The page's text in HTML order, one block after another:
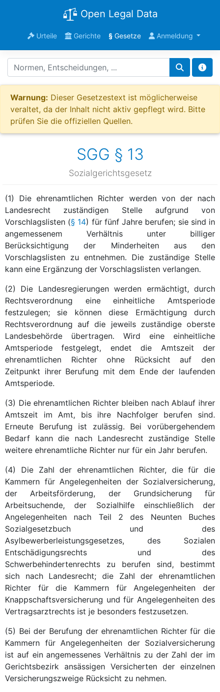
Open Legal Data
Urteile Gerichte §Gesetze Anmeldung
Warnung: Dieser Gesetzestext ist möglicherweise
veraltet, da der Inhalt nicht aktiv gepflegt wird. Bitte
prüfen Sie die offiziellen Quellen.
SGG § 13
Sozialgerichtsgesetz
(1) Die ehrenamtlichen Richter werden von der nach
Landesrecht zuständigen Stelle aufgrund von
Vorschlagslisten (§ 14) für fünf Jahre berufen; sie sind in
angemessenem Verhältnis unter billiger
Berücksichtigung der Minderheiten aus den
Vorschlagslisten zu entnehmen. Die zuständige Stelle
kann eine Ergänzung der Vorschlagslisten verlangen.
(2) Die Landesregierungen werden ermächtigt, durch
Rechtsverordnung eine einheitliche Amtsperiode
festzulegen; sie können diese Ermächtigung durch
Rechtsverordnung auf die jeweils zuständige oberste
Landesbehörde übertragen. Wird eine einheitliche
Amtsperiode festgelegt, endet die Amtszeit der
ehrenamtlichen Richter ohne Rücksicht auf den
Zeitpunkt ihrer Berufung mit dem Ende der laufenden
Amtsperiode.
(3) Die ehrenamtlichen Richter bleiben nach Ablauf ihrer
Amtszeit im Amt, bis ihre Nachfolger berufen sind.
Erneute Berufung ist zulässig. Bei vorübergehendem
Bedarf kann die nach Landesrecht zuständige Stelle
weitere ehrenamtliche Richter nur für ein Jahr berufen.
(4) Die Zahl der ehrenamtlichen Richter, die für die
Kammern für Angelegenheiten der Sozialversicherung,
der Arbeitsförderung, der Grundsicherung für
Arbeitsuchende, der Sozialhilfe einschließlich der
Angelegenheiten nach Teil 2 des Neunten Buches
Sozialgesetzbuch und des
Asylbewerberleistungsgesetzes, des Sozialen
Entschädigungsrechts und des
Schwerbehindertenrechts zu berufen sind, bestimmt
sich nach Landesrecht; die Zahl der ehrenamtlichen
Richter für die Kammern für Angelegenheiten der
Knappschaftsversicherung und für Angelegenheiten des
Vertragsarztrechts ist je besonders festzusetzen.
(5) Bei der Berufung der ehrenamtlichen Richter für die
Kammern für Angelegenheiten der Sozialversicherung
ist auf ein angemessenes Verhältnis zu der Zahl der im
Gerichtsbezirk ansässigen Versicherten der einzelnen
Versicherungszweige Rücksicht zu nehmen.